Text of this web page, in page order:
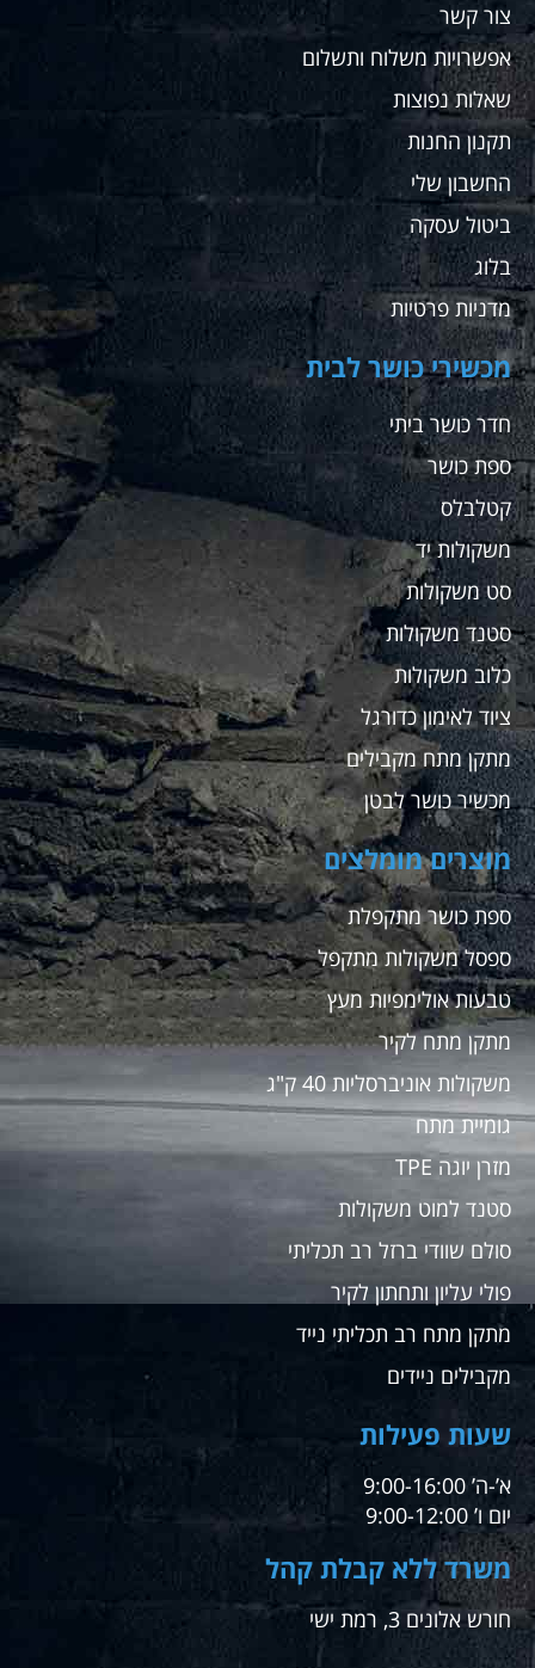
צור קשר
אפשרויות משלוח ותשלום
שאלות נפוצות
תקנון החנות
החשבון שלי
ביטול עסקה
בלוג
מדניות פרטיות
מכשירי כושר לבית
חדר כושר ביתי
ספת כושר
קטלבלס
משקולות יד
סט משקולות
סטנד משקולות
כלוב משקולות
ציוד לאימון כדורגל
מתקן מתח מקבילים
מכשיר כושר לבטן
מוצרים מומלצים
ספת כושר מתקפלת
ספסל משקולות מתקפל
טבעות אולימפיות מעץ
מתקן מתח לקיר
משקולות אוניברסליות 40 ק"ג
גומיית מתח
מזרן יוגה TPE
סטנד למוט משקולות
סולם שוודי ברזל רב תכליתי
פולי עליון ותחתון לקיר
מתקן מתח רב תכליתי נייד
מקבילים ניידים
שעות פעילות
א’-ה’ 9:00-16:00
יום ו’ 9:00-12:00
משרד ללא קבלת קהל
חורש אלונים 3, רמת ישי